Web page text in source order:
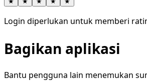
Login diperlukan untuk memberi
Bagikan aplikasi
Bantu pengguna lain menemukan